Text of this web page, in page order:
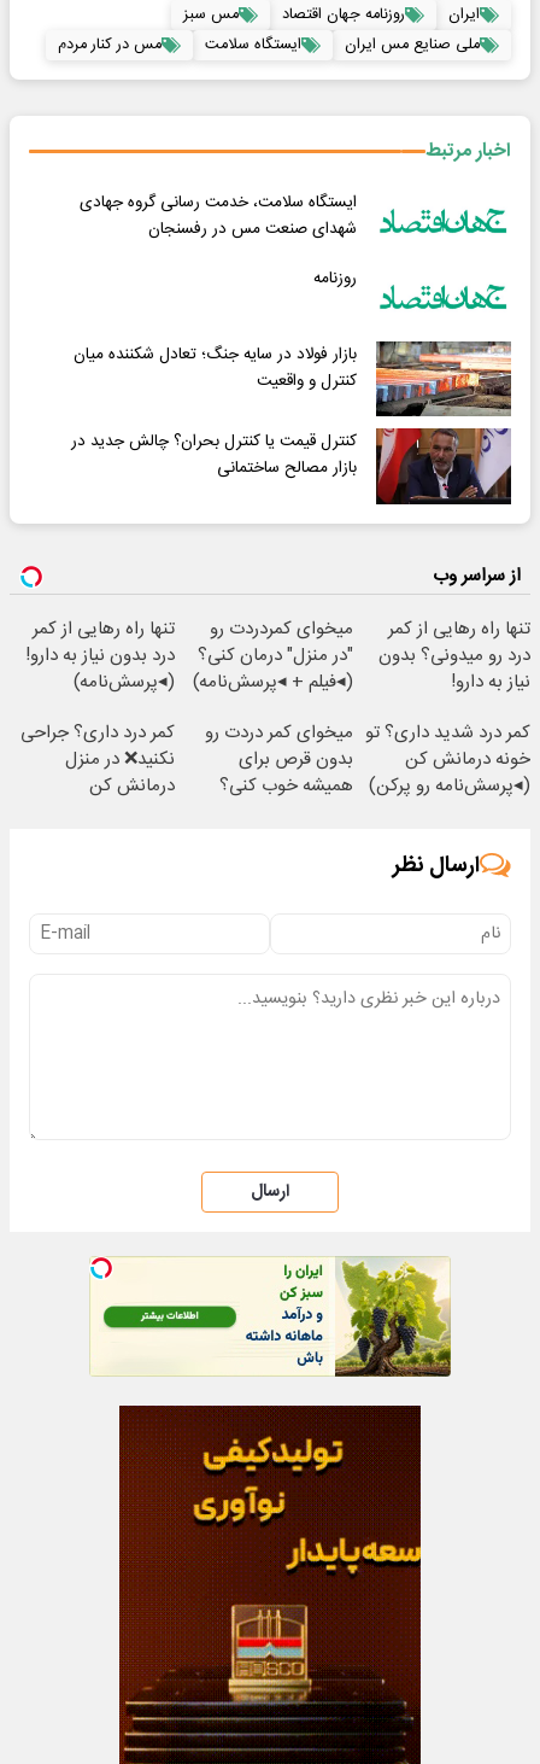
ایران روزنامه جهان اقتصاد
مس سبز
ملی صنایع مس ایران
ایستگاه سلامت مس در کنار مردم
اخبار مرتبط
ایستگاه سلامت، خدمت رسانی گروه جهادی
شهدای صنعت مس در رفسنجان
روزنامه
بازار فولاد در سایه جنگ؛ تعادل شکننده میان
کنترل و واقعیت
کنترل قیمت یا کنترل بحران؟ چالش جدید در
بازار مصالح ساختمانی
از سراسر وب
تنها راه رهایی از کمر
درد رو میدونی؟ بدون
نیاز به دارو!
میخوای کمردردت رو
"در منزل" درمان کنی؟
(◂فیلم + ◂پرسش‌نامه)
تنها راه رهایی از کمر
درد بدون نیاز به دارو!
(◂پرسش‌نامه)
کمر درد شدید داری؟ تو
خونه درمانش کن
(◂پرسش‌نامه رو پرکن)
میخوای کمر دردت رو
بدون قرص برای
همیشه خوب کنی؟
کمر درد داری؟ جراحی
نکنید❌ در منزل
درمانش کن
ارسال نظر
ارسال